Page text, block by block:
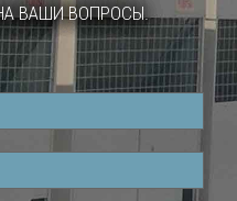
ВАШИ ВОПРОСЫ.